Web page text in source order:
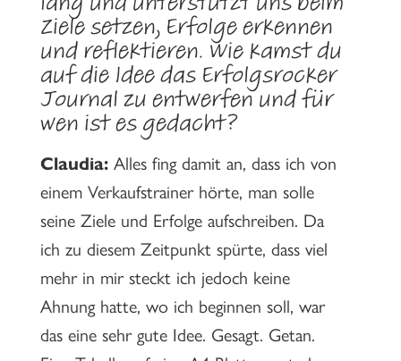
Ziele setzen, Erfolge erkennen
und reflektieren. Wie kamst du
auf die Idee das Erfolgsrocker
Journal zu entwerfen und für
wen ist es gedacht?
Claudia: Alles fing damit an, dass ich von
einem Verkaufstrainer hörte, man solle
seine Ziele und Erfolge aufschreiben. Da
ich zu diesem Zeitpunkt spürte, dass viel
mehr in mir steckt ich jedoch keine
Ahnung hatte, wo ich beginnen soll, war
das eine sehr gute Idee. Gesagt. Getan.